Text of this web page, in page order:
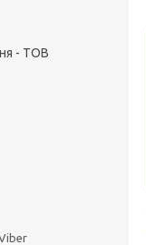
- ТОВ